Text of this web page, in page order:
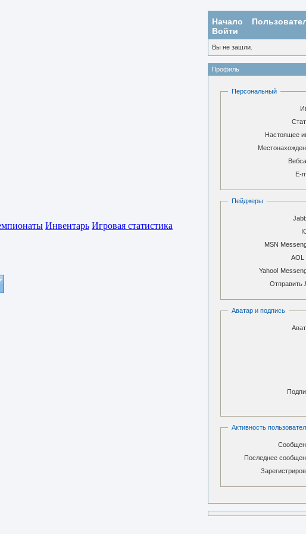
Инвентарь Игровая статистика
Начало
Войти
Вы не зашли.
Профиль
Персональный
Настоящее
E-
Пейджеры
MSN
AOL
Yahoo!
Отправить
Аватар и подпись
Активность
Последнее